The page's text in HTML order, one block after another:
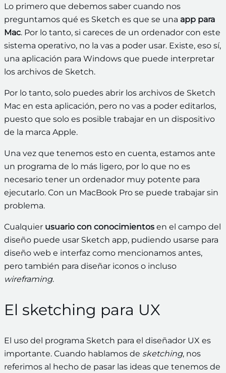
Lo primero que debemos saber cuando nos
preguntamos qué es Sketch es que se una app para
Mac. Por lo tanto, si careces de un ordenador con este
sistema operativo, no la vas a poder usar. Existe, eso sí,
una aplicación para Windows que puede interpretar
los archivos de Sketch.
Por lo tanto, solo puedes abrir los archivos de Sketch
Mac en esta aplicación, pero no vas a poder editarlos,
puesto que solo es posible trabajar en un dispositivo
de la marca Apple.
Una vez que tenemos esto en cuenta, estamos ante
un programa de lo más ligero, por lo que no es
necesario tener un ordenador muy potente para
ejecutarlo. Con un MacBook Pro se puede trabajar sin
problema.
Cualquier usuario con conocimientos en el campo del
diseño puede usar Sketch app, pudiendo usarse para
diseño web e interfaz como mencionamos antes,
pero también para diseñar iconos o incluso
wireframing.
El sketching para UX
El uso del programa Sketch para el diseñador UX es
importante. Cuando hablamos de sketching, nos
referimos al hecho de pasar las ideas que tenemos de